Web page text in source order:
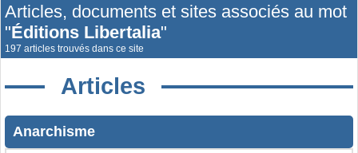
Articles, documents et sites associés au mot
"Éditions Libertalia"
197 articles trouvés dans ce site
Articles
Anarchisme